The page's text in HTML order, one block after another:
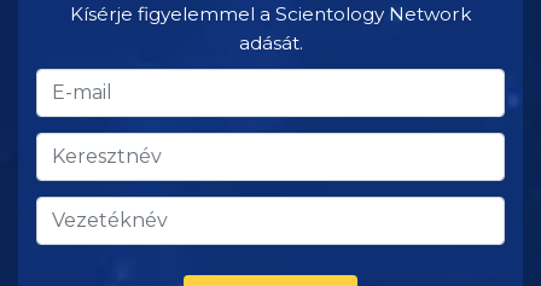
Kísérje figyelemmel a Scientology Network
adását.